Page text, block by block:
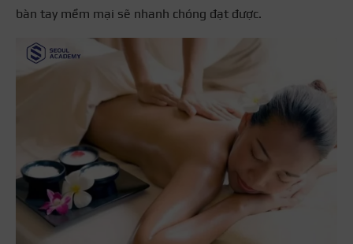
bàn tay mềm mại sẽ nhanh chóng đạt được.